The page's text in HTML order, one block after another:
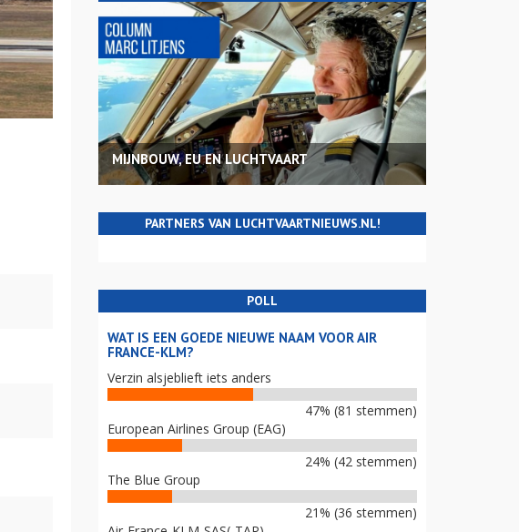
MIJNBOUW, EU EN LUCHTVAART
PARTNERS VAN LUCHTVAARTNIEUWS.NL!
POLL
WAT IS EEN GOEDE NIEUWE NAAM VOOR AIR
FRANCE-KLM?
Verzin alsjeblieft iets anders
47% (81 stemmen)
European Airlines Group (EAG)
24% (42 stemmen)
The Blue Group
21% (36 stemmen)